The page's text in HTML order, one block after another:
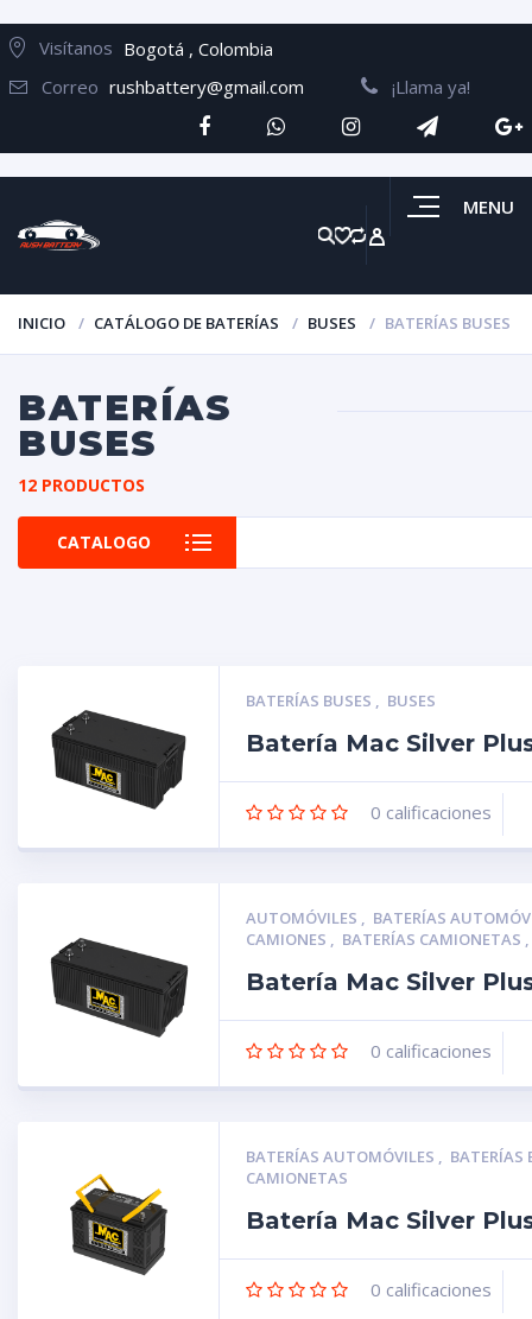
Visítanos Bogotá , Colombia
Correo rushbattery@gmail.com ¡Llama ya!
MENU
INICIO CATÁLOGO DE BATERÍAS BUSES BATERÍAS BUSES
BATERÍAS
BUSES
12 PRODUCTOS
CATALOGO
BATERÍAS BUSES , BUSES
Batería Mac Silver
0 calificaciones
AUTOMÓVILES , BATERÍAS
CAMIONES , BATERÍAS CAMIONETAS
Batería Mac Silver
0 calificaciones
BATERÍAS AUTOMÓVILES , BATERÍAS
CAMIONETAS
Batería Mac Silver
0 calificaciones